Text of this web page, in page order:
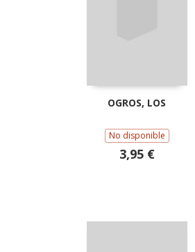
OGROS, LOS
No disponible
3,95 €